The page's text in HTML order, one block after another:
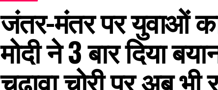
जंतर-मंतर पर युवाओं
मोदी ने 3 बार दिया
चढ़ावा चोरी पर अब भी